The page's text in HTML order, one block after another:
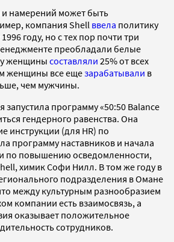
намерений может быть
компания Shell ввела политику
году, но с тех пор почти три
преобладали белые
женщины составляли 25% от всех
женщины все ещезарабатывали в
чем мужчины.
запустила программу «50:50 Balance
гендерного равенства. Она
инструкции (для HR) по
программу наставников и начала
по повышению осведомленности,
химик Софи Нилл. В том же году в
подразделения в Омане
между культурным разнообразием
компании есть взаимосвязь, а
оказывает положительное
сотрудников.